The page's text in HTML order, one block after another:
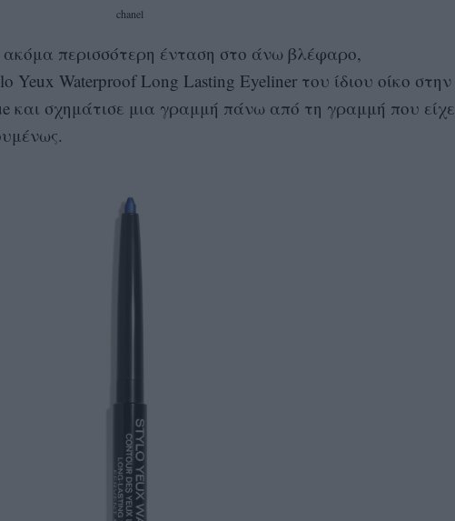
chanel
ακόμα περισσότερη ένταση στο άνω βλέφαρο,
Yeux Waterproof Long Lasting Eyeliner του ίδιου οίκο στην
και σχημάτισε μια γραμμή πάνω από τη γραμμή που είχε